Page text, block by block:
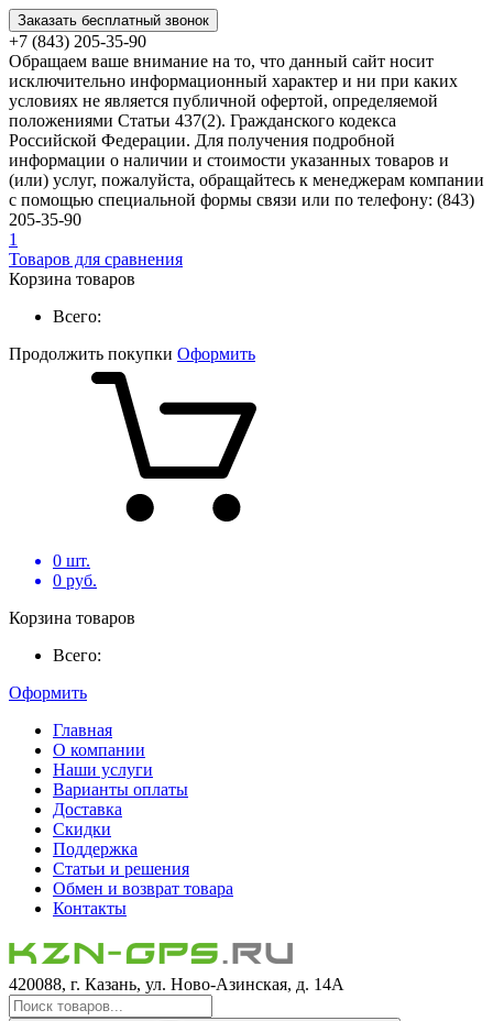
Заказать бесплатный звонок
+7 (843) 205-35-90
Обращаем ваше внимание на то, что данный сайт носит
исключительно информационный характер и ни при каких
условиях не является публичной офертой, определяемой
положениями Статьи 437(2). Гражданского кодекса
Российской Федерации. Для получения подробной
информации о наличии и стоимости указанных товаров и
(или) услуг, пожалуйста, обращайтесь к менеджерам компании
с помощью специальной формы связи или по телефону: (843)
205-35-90
1
Товаров для сравнения
Корзина товаров
Всего:
Продолжить покупки Оформить
0 шт.
0 руб.
Корзина товаров
Всего:
Оформить
Главная
О компании
Наши услуги
Варианты оплаты
Доставка
Скидки
Поддержка
Статьи и решения
Обмен и возврат товара
Контакты
420088, г. Казань, ул. Ново-Азинская, д. 14А